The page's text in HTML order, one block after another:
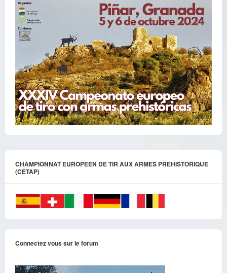
CHAMPIONNAT EUROPEEN DE TIR AUX ARMES PREHISTORIQUE
(CETAP)
Connectez vous sur le forum